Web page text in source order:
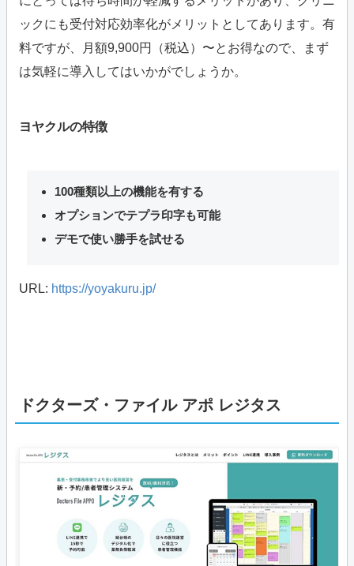
ックにも受付対応効率化がメリットとしてあります。有
料ですが、月額9,900円（税込）〜とお得なので、まず
は気軽に導入してはいかがでしょうか。
ヨヤクルの特徴
100種類以上の機能を有する
オプションでテプラ印字も可能
デモで使い勝手を試せる
URL: https://yoyakuru.jp/
ドクターズ・ファイル アポ レジタス